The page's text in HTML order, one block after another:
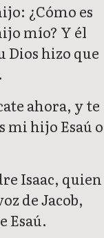
¿Cómo es
mío? Y él
Dios hizo que
ahora, y te
mi hijo Esaú o
Isaac, quien
de Jacob,
Esaú.